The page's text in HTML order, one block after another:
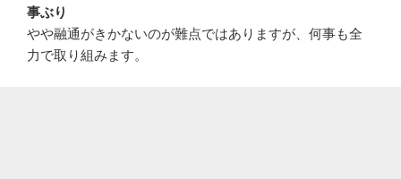
事ぶり
やや融通がきかないのが難点ではありますが、何事も全
力で取り組みます。